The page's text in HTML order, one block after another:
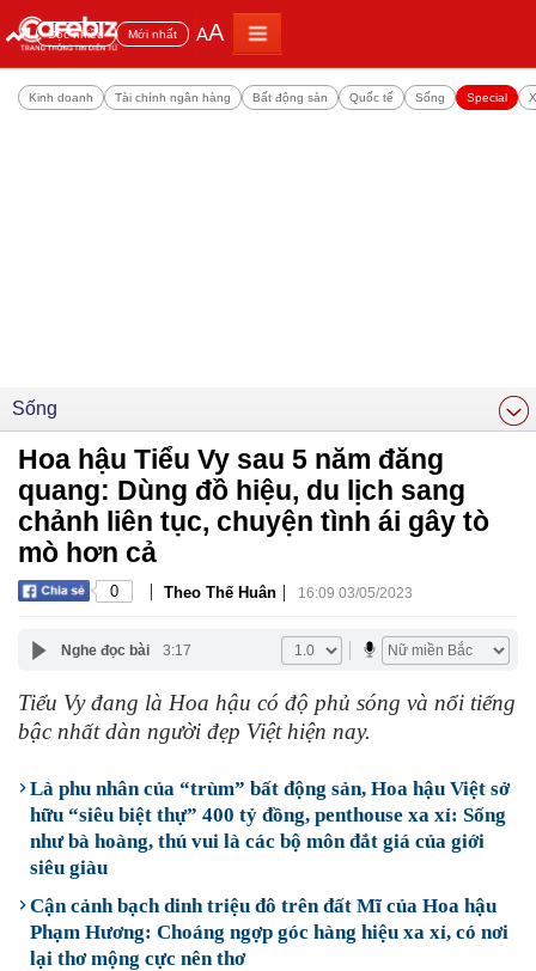
Đọc nhiều Mới nhất AA
Kinh doanh Tài chính ngân hàng Bất động sản Quốc tế Sống Special
Sống
Hoa hậu Tiểu Vy sau 5 năm đăng
quang: Dùng đồ hiệu, du lịch sang
chảnh liên tục, chuyện tình ái gây tò
mò hơn cả
0 | Theo Thế Huân | 16:09 03/05/2023
Nghe đọc bài 3:17
Tiểu Vy đang là Hoa hậu có độ phủ sóng và nổi tiếng
bậc nhất dàn người đẹp Việt hiện nay.
Là phu nhân của “trùm” bất động sản, Hoa hậu Việt sở
hữu “siêu biệt thự” 400 tỷ đồng, penthouse xa xỉ: Sống
như bà hoàng, thú vui là các bộ môn đắt giá của giới
siêu giàu
Cận cảnh bạch dinh triệu đô trên đất Mĩ của Hoa hậu
Phạm Hương: Choáng ngợp góc hàng hiệu xa xỉ, có nơi
lại thơ mộng cực nên thơ